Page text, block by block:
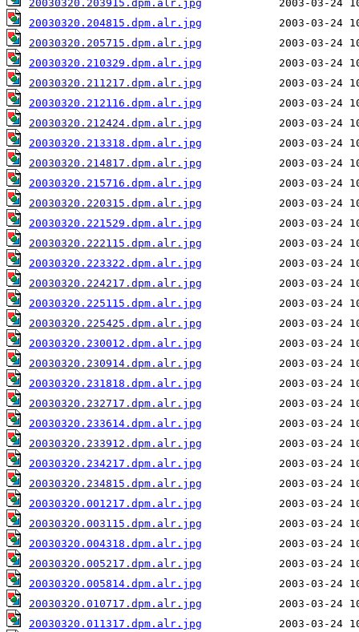
20030320.203915.dpm.alr.jpg
20030320.204815.dpm.alr.jpg
20030320.205715.dpm.alr.jpg
20030320.210329.dpm.alr.jpg
20030320.211217.dpm.alr.jpg
20030320.212116.dpm.alr.jpg
20030320.212424.dpm.alr.jpg
20030320.213318.dpm.alr.jpg
20030320.214817.dpm.alr.jpg
20030320.215716.dpm.alr.jpg
20030320.220315.dpm.alr.jpg
20030320.221529.dpm.alr.jpg
20030320.222115.dpm.alr.jpg
20030320.223322.dpm.alr.jpg
20030320.224217.dpm.alr.jpg
20030320.225115.dpm.alr.jpg
20030320.225425.dpm.alr.jpg
20030320.230012.dpm.alr.jpg
20030320.230914.dpm.alr.jpg
20030320.231818.dpm.alr.jpg
20030320.232717.dpm.alr.jpg
20030320.233614.dpm.alr.jpg
20030320.233912.dpm.alr.jpg
20030320.234217.dpm.alr.jpg
20030320.234815.dpm.alr.jpg
20030320.001217.dpm.alr.jpg
20030320.003115.dpm.alr.jpg
20030320.004318.dpm.alr.jpg
20030320.005217.dpm.alr.jpg
20030320.005814.dpm.alr.jpg
20030320.010717.dpm.alr.jpg
20030320.011317.dpm.alr.jpg